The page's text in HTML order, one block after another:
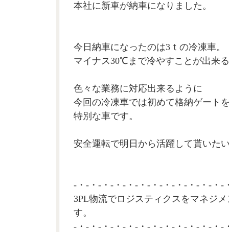
本社に新車が納車になりました。
今日納車になったのは3ｔの冷凍車。
マイナス30℃まで冷やすことが出来
色々な業務に対応出来るように
今回の冷凍車では初めて格納ゲート
特別な車です。
安全運転で明日から活躍して貰いた
-・-・-・-・-・-・-・-・-・-・-・-・-
3PL物流でロジスティクスをマネジ
す。
-・-・-・-・-・-・-・-・-・-・-・-・-